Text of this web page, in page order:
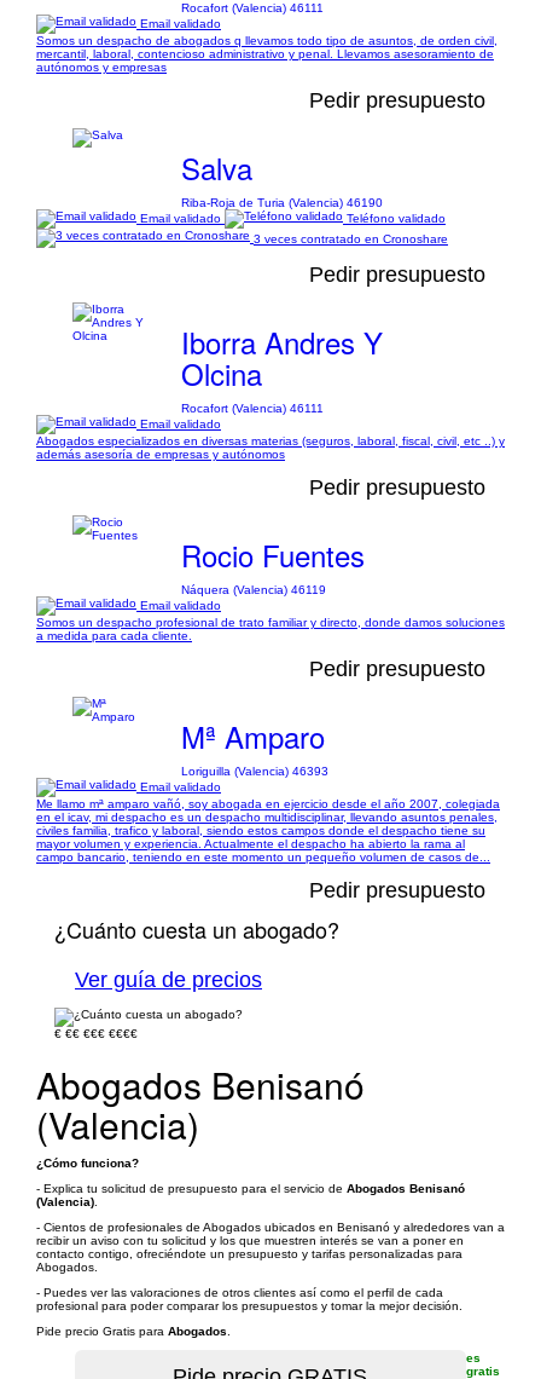
Rocafort (Valencia) 46111
Email validado
Somos un despacho de abogados q llevamos todo tipo de asuntos, de orden civil,
mercantil, laboral, contencioso administrativo y penal. Llevamos asesoramiento de
autónomos y empresas
Pedir presupuesto
Salva
Riba-Roja de Turia (Valencia) 46190
Email validado
Teléfono validado
3 veces contratado en Cronoshare
Pedir presupuesto
Iborra Andres Y
Olcina
Rocafort (Valencia) 46111
Email validado
Abogados especializados en diversas materias (seguros, laboral, fiscal, civil, etc ..) y
además asesoría de empresas y autónomos
Pedir presupuesto
Rocio Fuentes
Náquera (Valencia) 46119
Email validado
Somos un despacho profesional de trato familiar y directo, donde damos soluciones
a medida para cada cliente.
Pedir presupuesto
Mª Amparo
Loriguilla (Valencia) 46393
Email validado
Me llamo mª amparo vañó, soy abogada en ejercicio desde el año 2007, colegiada
en el icav, mi despacho es un despacho multidisciplinar, llevando asuntos penales,
civiles familia, trafico y laboral, siendo estos campos donde el despacho tiene su
mayor volumen y experiencia. Actualmente el despacho ha abierto la rama al
campo bancario, teniendo en este momento un pequeño volumen de casos de...
Pedir presupuesto
¿Cuánto cuesta un abogado?
Ver guía de precios
€ €€ €€€ €€€€
Abogados Benisanó
(Valencia)
¿Cómo funciona?
- Explica tu solicitud de presupuesto para el servicio de Abogados Benisanó
(Valencia)
- Cientos de profesionales de Abogados ubicados en Benisanó y alrededores van a
recibir un aviso con tu solicitud y los que muestren interés se van a poner en
contacto contigo, ofreciéndote un presupuesto y tarifas personalizadas para
Abogados.
- Puedes ver las valoraciones de otros clientes así como el perfil de cada
profesional para poder comparar los presupuestos y tomar la mejor decisión.
Pide precio Gratis para Abogados
es
gratis